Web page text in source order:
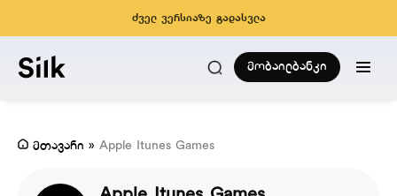
ძველ ვერსიაზე გადასვლა
მობაილბანკი
მთავარი » Apple Itunes Games